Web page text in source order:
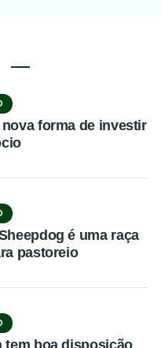
forma de investir
é uma raça
pastoreio
tem boa disposição